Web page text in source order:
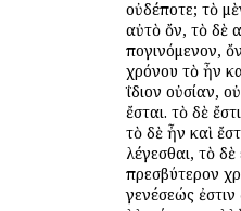
οὐδέποτε; τὸ
αὐτὸ ὄν, τὸ δὲ
ἀπογινόμενον,
χρόνου τὸ ἦν
ἀΐδιον οὐσίαν,
ἔσται. τὸ δὲ
τὸ δὲ ἦν καὶ
λέγεσθαι, τὸ δὲ
πρεσβύτερον
γενέσεώς